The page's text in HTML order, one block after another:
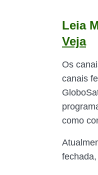
Leia
Veja
Os
canais
como